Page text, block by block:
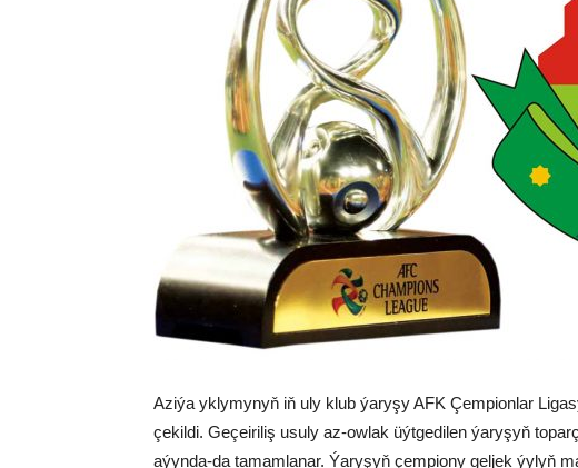
Aziýa yklymynyň iň uly klub ýaryşy AFK Çempionlar
çekildi. Geçeiriliş usuly az-owlak üýtgedilen ýaryşyň
aýynda-da tamamlanar. Ýaryşyň çempiony geljek ýylyň